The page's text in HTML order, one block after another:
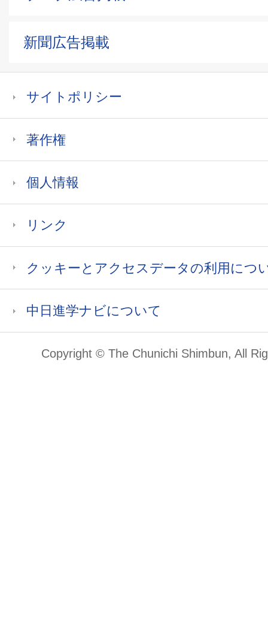
新聞広告掲載
サイトポリシー
著作権
個人情報
リンク
クッキーとアクセスデータの利用につ
中日進学ナビについて
Copyright © The Chunichi Shimbun, All